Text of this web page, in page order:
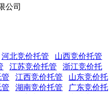
公司
河北竞价托管
山西竞价托管
江苏竞价托管
浙江竞价托
江西竞价托管
山东竞价托
湖南竞价托管
广东竞价托